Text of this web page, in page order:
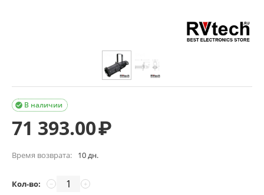
В наличии

71 393.00₽
Время возврата: 10 дн.
Кол-во: +
−